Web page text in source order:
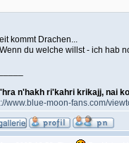
kommt Drachen...
du welche willst - ich hab
n'hakh ri'kahri krikajj, nai
www.blue-moon-fans.com/